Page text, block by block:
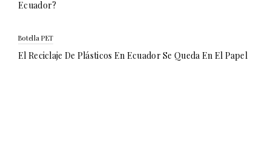
Ecuador?
Botella PET
El Reciclaje De Plásticos En Ecuador Se Queda En El Papel